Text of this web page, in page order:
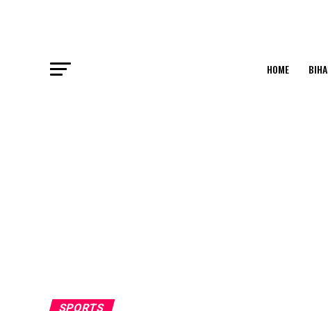
HOME
SPORTS